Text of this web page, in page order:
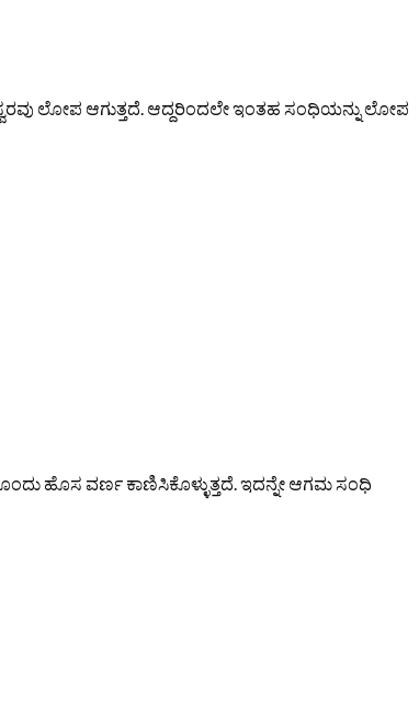
ಲೋಪ ಆಗುತ್ತದೆ. ಆದ್ದರಿಂದಲೇ ಇಂತಹ ಸಂಧಿಯನ್ನು ಲೋಪ
ಹೊಸ ವರ್ಣ ಕಾಣಿಸಿಕೊಳ್ಳುತ್ತದೆ. ಇದನ್ನೇ ಆಗಮ ಸಂಧಿ